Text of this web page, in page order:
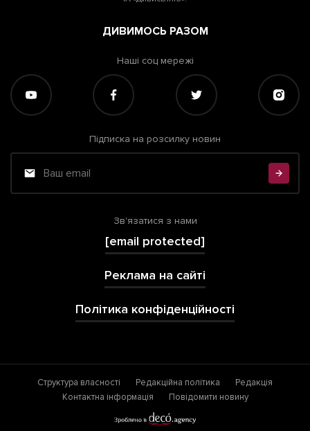
ДИВИМОСЬ РАЗОМ
Наші соц мережі
Підписка на розсилку новин
Зв'язатися з нами
[email protected]
Реклама на сайті
Політика конфіденційності
Структура власності Редакційна політика
Редакція
Контактна інформація
Повідомити новину